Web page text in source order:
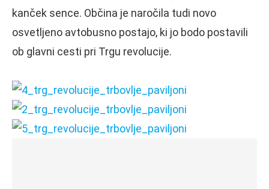
kanček sence. Občina je naročila tudi novo
osvetljeno avtobusno postajo, ki jo bodo postavili
ob glavni cesti pri Trgu revolucije.